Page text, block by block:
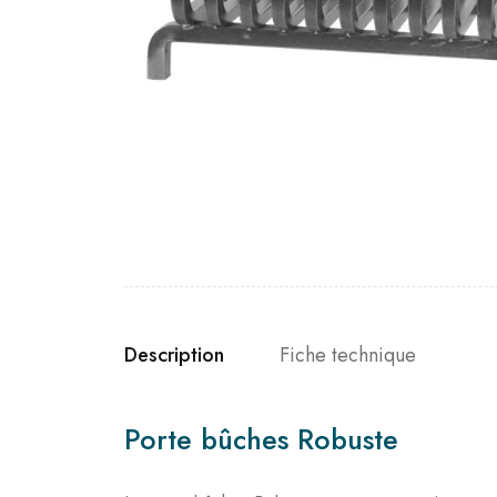
Description Fiche technique
Porte bûches Robuste